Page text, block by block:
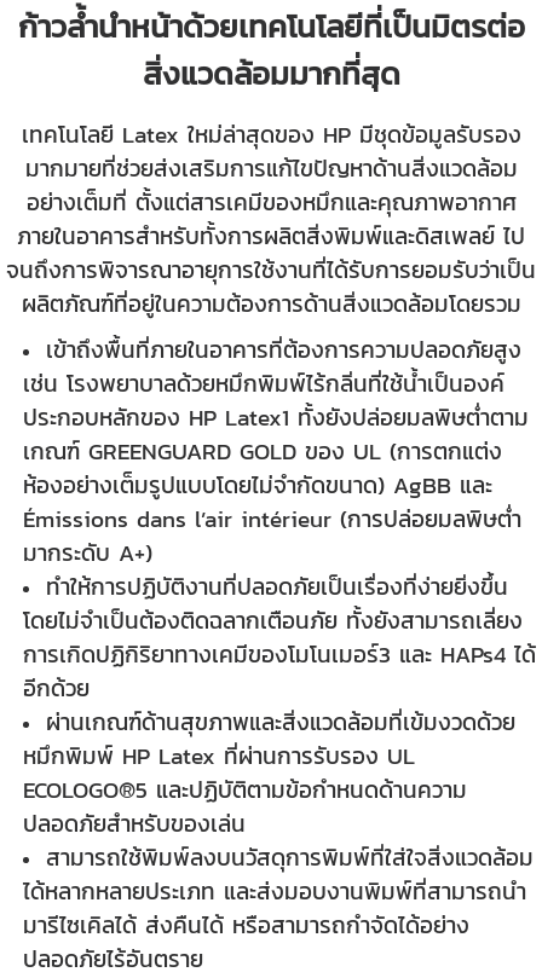
ก้าวล้ำนำหน้าด้วยเทคโนโลยีที่เป็นมิตรต่อ
สิ่งแวดล้อมมากที่สุด
เทคโนโลยี Latex ใหม่ล่าสุดของ HP มีชุดข้อมูลรับรอง
มากมายที่ช่วยส่งเสริมการแก้ไขปัญหาด้านสิ่งแวดล้อม
อย่างเต็มที่ ตั้งแต่สารเคมีของหมึกและคุณภาพอากาศ
ภายในอาคารสำหรับทั้งการผลิตสิ่งพิมพ์และดิสเพลย์ ไป
จนถึงการพิจารณาอายุการใช้งานที่ได้รับการยอมรับว่าเป็น
ผลิตภัณฑ์ที่อยู่ในความต้องการด้านสิ่งแวดล้อมโดยรวม
เข้าถึงพื้นที่ภายในอาคารที่ต้องการความปลอดภัยสูง
เช่น โรงพยาบาลด้วยหมึกพิมพ์ไร้กลิ่นที่ใช้น้ำเป็นองค์
ประกอบหลักของ HP Latex1 ทั้งยังปล่อยมลพิษต่ำตาม
เกณฑ์ GREENGUARD GOLD ของ UL (การตกแต่ง
ห้องอย่างเต็มรูปแบบโดยไม่จำกัดขนาด) AgBB และ
Émissions dans l’air intérieur (การปล่อยมลพิษต่ำ
มากระดับ A+)
ทำให้การปฏิบัติงานที่ปลอดภัยเป็นเรื่องที่ง่ายยิ่งขึ้น
โดยไม่จำเป็นต้องติดฉลากเตือนภัย ทั้งยังสามารถเลี่ยง
การเกิดปฏิกิริยาทางเคมีของโมโนเมอร์3 และ HAPs4 ได้
อีกด้วย
ผ่านเกณฑ์ด้านสุขภาพและสิ่งแวดล้อมที่เข้มงวดด้วย
หมึกพิมพ์ HP Latex ที่ผ่านการรับรอง UL
ECOLOGO®5 และปฏิบัติตามข้อกำหนดด้านความ
ปลอดภัยสำหรับของเล่น
สามารถใช้พิมพ์ลงบนวัสดุการพิมพ์ที่ใส่ใจสิ่งแวดล้อม
ได้หลากหลายประเภท และส่งมอบงานพิมพ์ที่สามารถนำ
มารีไซเคิลได้ ส่งคืนได้ หรือสามารถกำจัดได้อย่าง
ปลอดภัยไร้อันตราย